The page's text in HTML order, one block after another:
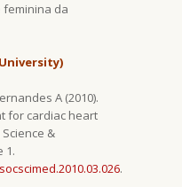
feminina da
A (2010).
for cardiac heart
&
1.
.